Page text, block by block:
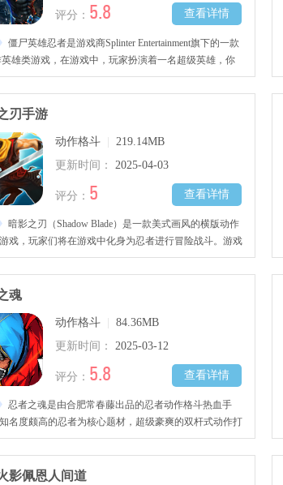
查看详情
评分： 5.8
僵尸英雄忍者是游戏商Splinter Entertainment旗下的一款
雄类游戏，在游戏中，玩家扮演着一名超级英雄，你
市中惩奸除恶，消灭掉城市中的毒瘤，给人们一个和平
感兴趣的玩家快去下载吧！
刃手游
动作格斗
219.14MB
更新时间：
2025-04-03
查看详情
评分： 5
暗影之刃（Shadow Blade）是一款美式画风的横版动作
戏，玩家们将在游戏中化身为忍者进行冒险战斗。游戏
的动作和良好的打击手感，还有着精彩的剧情故事以及
的挑战任务等你来完成。
魂
动作格斗
84.36MB
更新时间：
2025-03-12
查看详情
评分： 5.8
忍者之魂是由合肥常春藤出品的忍者动作格斗热血手
名度颇高的忍者为核心题材，超级豪爽的双杆式动作打
连招comb技能搭配有着无限可能，多元的养成路线，
都是全新的体验，感兴趣的玩家不要错过哦！
影佩恩人间道